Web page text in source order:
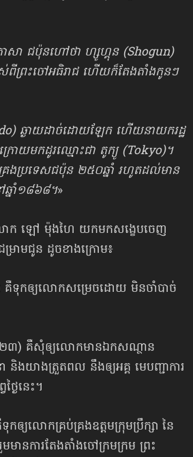
សា ជប៉ុនហៅថា ហ្សូហ្គុន (Shogun)
ពីព្រះចៅអធិរាជ ហើយក៏តែងតាំងកូនៗ
ឆ្ងាយដាច់ដោយឡែក ហើយនាយករដ្ឋ
រោយមក​ដូរឈ្មោះជា តូក្យូ (Tokyo)។
រងប្រទេសជប៉ុន ២៥០ឆ្នាំ រហូតដល់មាន
ឆ្នាំ១៨៦៨។»
នលោក ឡៅ ម៉ុងហៃ យកមកសង្ខេបចេញ
ាមជូន ដូចខាងក្រោម៖
គឺទុកឲ្យលោកសម្រេចដោយ មិនចាំបាច់
ា២៣) គឺសុំឲ្យលោកមានឯកសណ្ថាន
ងយាងត្រួតពល នឹងឲ្យអគ្គ មេបញ្ជាការ
ៃនេះ។
ឲ្យលោកគ្រប់គ្រងឧត្តមក្រុមប្រឹក្សា នៃ
ានការតែងតាំងចៅក្រមក្រម ព្រះ